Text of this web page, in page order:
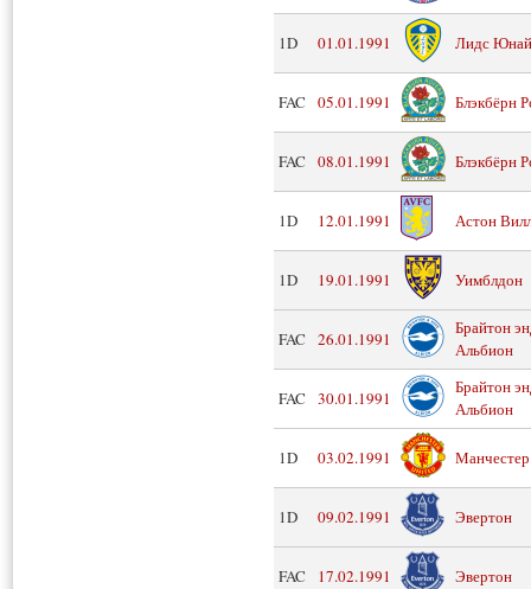
1D 01.01.1991 Лидс
FAC 05.01.1991 Блэкбёрн
FAC 08.01.1991 Блэкбёрн
1D 12.01.1991 Астон
1D 19.01.1991 Уимблдон
FAC 26.01.1991
Брайтон
Альбион
FAC 30.01.1991
Брайтон
Альбион
1D 03.02.1991
1D 09.02.1991 Эвертон
FAC 17.02.1991 Эвертон